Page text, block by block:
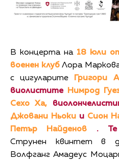
В концерта на 18 юли
военен клубЛора
с цигуларите
Григори
виолистите
Нимрод
Сехо Ха, виол
Джовани Ньоки и Сион
Петър Найденов . Те
Струнен квинтет в
Волфганг Амадеус